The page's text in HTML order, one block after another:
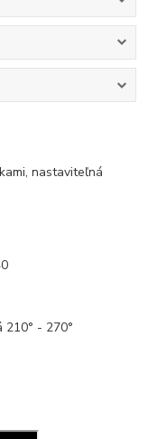
nastaviteľná
- 270°